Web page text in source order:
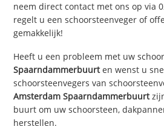
neem direct contact met ons op via
regelt u een schoorsteenveger of
gemakkelijk!
Heeft u een probleem met uw
Spaarndammerbuurten wenst u
schoorsteenvegers van
Amsterdam Spaarndammerbuurt
buurt om uw schoorsteen,
herstellen.